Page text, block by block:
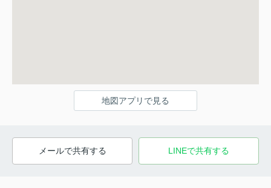
地図アプリで見る
メールで共有する LINEで共有する